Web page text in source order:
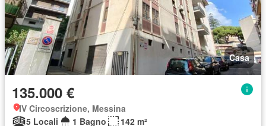
Casa
135.000 €
IV Circoscrizione, Messina
5 Locali
1 Bagno 142 m²